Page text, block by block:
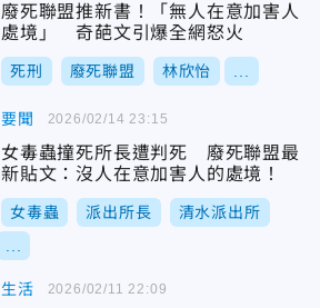
廢死聯盟推新書！「無人在意加害人
處境」 奇葩文引爆全網怒火
死刑 廢死聯盟 林欣怡
要聞
女毒蟲撞死所長遭判死 廢死聯盟最
新貼文：沒人在意加害人的處境！
女毒蟲 派出所長 清水派出所
2026/02/14 23:15
生活 2026/02/11 22:09